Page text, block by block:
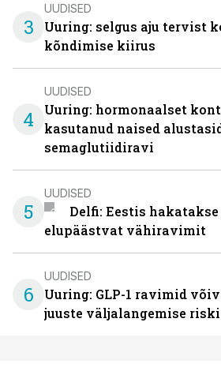
3
UUDISED
Uuring: selgus aju tervist
kõndimise kiirus
4
UUDISED
Uuring: hormonaalset
kasutanud naised
semaglutiidiravi
5
UUDISED
Delfi: Eestis
elupäästvat vähiravimit
6
UUDISED
Uuring: GLP-1 ravimid
juuste väljalangemise riski